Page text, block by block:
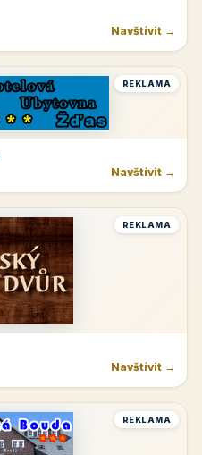
Navštívit →
REKLAMA
Navštívit →
REKLAMA
Navštívit →
REKLAMA